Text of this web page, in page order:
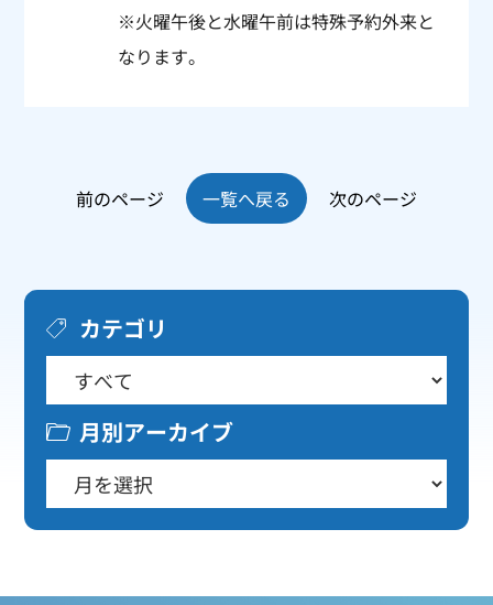
※火曜午後と水曜午前は特殊予約外来と
なります。
前のページ 一覧へ戻る 次のページ
カテゴリ
月別アーカイブ